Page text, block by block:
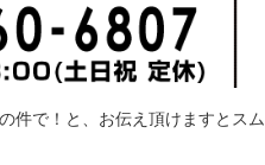
の件で！と、お伝え頂けますとスム